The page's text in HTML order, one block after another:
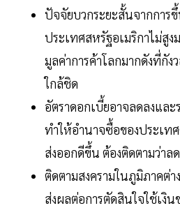
ปัจจัยบวกระยะสั้นจากการ
ประเทศสหรัฐอเมริกาไม่สู
มูลค่าการค้าโลกมากดังที่กัง
ใกล้ชิด
อัตราดอกเบี้ยอาจลดลงแล
ทำให้อำนาจซื้อของประเท
ส่งออกดีขึ้น ต้องติดตามว่า
ติดตามสงครามในภูมิภาคต่า
ส่งผลต่อการตัดสินใจใช้เงิ